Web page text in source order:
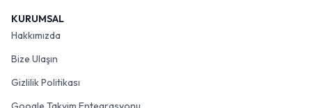
KURUMSAL
Hakkımızda
Bize Ulaşın
Gizlilik Politikası